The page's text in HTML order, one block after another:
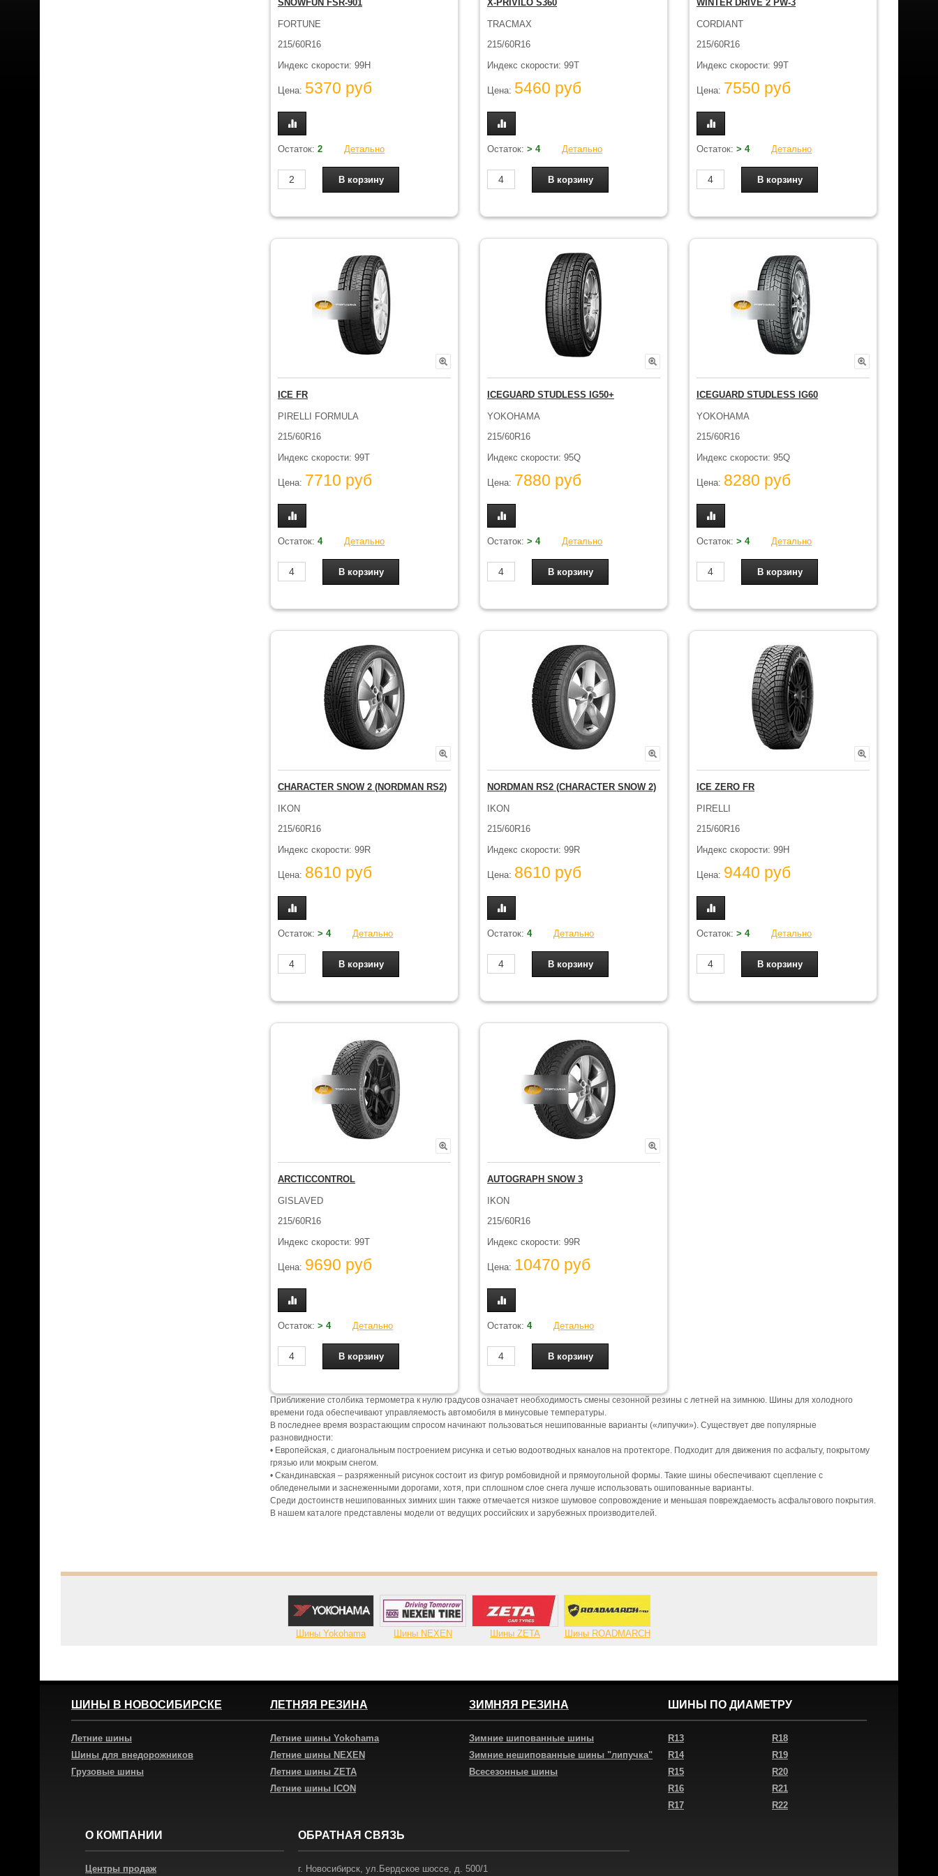
SNOWFUN FSR-901
FORTUNE
215/60R16
Индекс скорости: 99H
Цена: 5370 руб
Остаток: 2 Детально
X-PRIVILO S360
TRACMAX
215/60R16
Индекс скорости: 99T
Цена: 5460 руб
Остаток: > 4 Детально
WINTER DRIVE 2 PW-3
CORDIANT
215/60R16
Индекс скорости: 99T
Цена: 7550 руб
Остаток: > 4 Детально
ICE FR
PIRELLI FORMULA
215/60R16
Индекс скорости: 99T
Цена: 7710 руб
Остаток: 4 Детально
ICEGUARD STUDLESS IG50+
YOKOHAMA
215/60R16
Индекс скорости: 95Q
Цена: 7880 руб
Остаток: > 4 Детально
ICEGUARD STUDLESS IG60
YOKOHAMA
215/60R16
Индекс скорости: 95Q
Цена: 8280 руб
Остаток: > 4 Детально
CHARACTER SNOW 2 (NORDMAN RS2)
IKON
215/60R16
Индекс скорости: 99R
Цена: 8610 руб
Остаток: > 4 Детально
NORDMAN RS2 (CHARACTER SNOW 2)
IKON
215/60R16
Индекс скорости: 99R
Цена: 8610 руб
Остаток: 4 Детально
ICE ZERO FR
PIRELLI
215/60R16
Индекс скорости: 99H
Цена: 9440 руб
Остаток: > 4 Детально
ARCTICCONTROL
GISLAVED
215/60R16
Индекс скорости: 99T
Цена: 9690 руб
Остаток: > 4 Детально
AUTOGRAPH SNOW 3
IKON
215/60R16
Индекс скорости: 99R
Цена: 10470 руб
Остаток: 4 Детально
Приближение столбика термометра к нулю градусов означает необходимость смены сезонной резины с летней на зимнюю. Шины для холодного
времени года обеспечивают управляемость автомобиля в минусовые температуры.
В последнее время возрастающим спросом начинают пользоваться нешипованные варианты («липучки»). Существует две популярные
разновидности:
• Европейская, с диагональным построением рисунка и сетью водоотводных каналов на протекторе. Подходит для движения по асфальту, покрытому
грязью или мокрым снегом.
• Скандинавская – разряженный рисунок состоит из фигур ромбовидной и прямоугольной формы. Такие шины обеспечивают сцепление с
обледенелыми и заснеженными дорогами, хотя, при сплошном слое снега лучше использовать ошипованные варианты.
Среди достоинств нешипованных зимних шин также отмечается низкое шумовое сопровождение и меньшая повреждаемость асфальтового покрытия.
В нашем каталоге представлены модели от ведущих российских и зарубежных производителей.
Шины Yokohama Шины NEXEN Шины ZETA Шины ROADMARCH
ШИНЫ В НОВОСИБИРСКЕ
Летние шины
Шины для внедорожников
Грузовые шины
ЛЕТНЯЯ РЕЗИНА
Летние шины Yokohama
Летние шины NEXEN
Летние шины ZETA
Летние шины ICON
ЗИМНЯЯ РЕЗИНА
Зимние шипованные шины
Зимние нешипованные шины "липучка"
Всесезонные шины
ШИНЫ ПО ДИАМЕТРУ
R13
R14
R15
R16
R17
R18
R19
R20
R21
R22
О КОМПАНИИ
Центры продаж
ОБРАТНАЯ СВЯЗЬ
г. Новосибирск, ул.Бердское шоссе, д. 500/1